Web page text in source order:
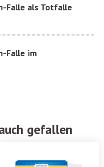
Falle als Totfalle
Falle im
gefallen